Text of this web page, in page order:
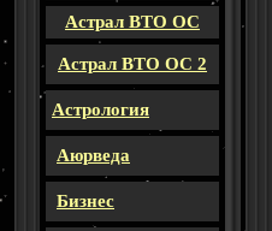
Астрал ВТО ОС
Астрал ВТО ОС 2
Астрология
Аюрведа
Бизнес